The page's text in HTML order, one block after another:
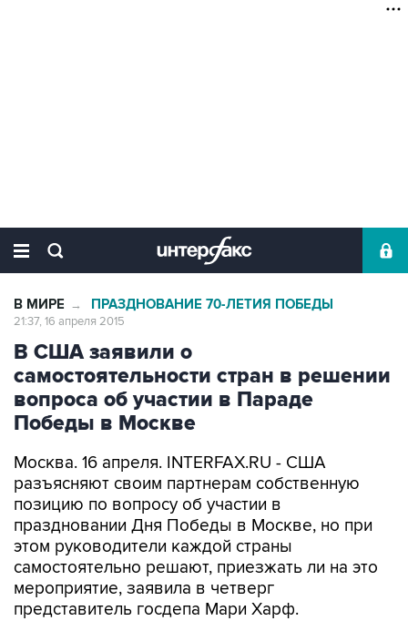
В МИРЕ → ПРАЗДНОВАНИЕ 70-ЛЕТИЯ ПОБЕДЫ
21:37, 16 апреля 2015
В США заявили о
самостоятельности стран в решении
вопроса об участии в Параде
Победы в Москве
Москва. 16 апреля. INTERFAX.RU - США
разъясняют своим партнерам собственную
позицию по вопросу об участии в
праздновании Дня Победы в Москве, но при
этом руководители каждой страны
самостоятельно решают, приезжать ли на это
мероприятие, заявила в четверг
представитель госдепа Мари Харф.